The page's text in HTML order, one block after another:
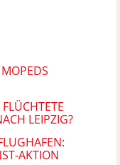
LEIPZIG?
AKTION